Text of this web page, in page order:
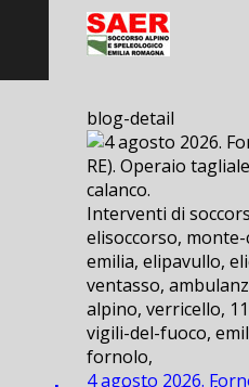
blog-detail
Interventi di
elisoccorso,
emilia, elipavullo,
ventasso,
alpino, verricello,
vigili-del-fuoco,
fornolo,
4 agosto 2026.